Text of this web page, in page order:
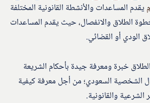
يقدم المساعدات والأنشطة القانونية المختلفة
الطلاق والانفصال، حيث يقدم المساعدات
الودي أو القضائي.
خبرة ومعرفة جيدة بأحكام الشريعة
الشخصية السعودي؛ من أجل معرفة كيفية
والقانونية.